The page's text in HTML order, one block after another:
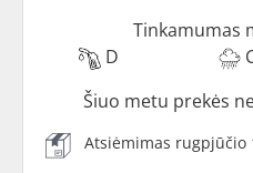
Tinkamumas
D
Šiuo metu prekės
Atsiėmimas rugpjūčio